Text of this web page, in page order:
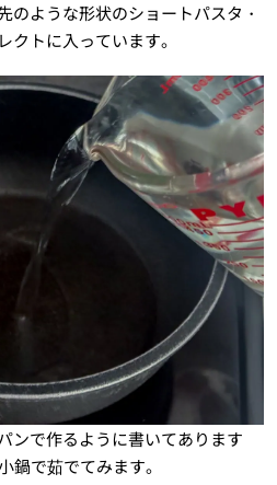
のような形状のショートパスタ・
クトに入っています。
ンで作るように書いてあります
鍋で茹でてみます。